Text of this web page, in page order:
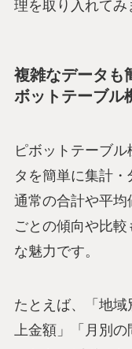
理を取り入れてみ
複雑なデータも
ボットテーブル
ピボットテーブ
タを簡単に集計・
通常の合計や平
ごとの傾向や比
な魅力です。
たとえば、「地
上金額」「月別の